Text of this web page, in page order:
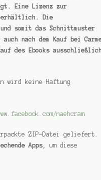
Eine Lizenz zur
erhältlich. Die
somit das Schnittmuster
nach dem Kauf bei
des Ebooks
wird keine Haftung
naehcram
ZIP-Datei geliefert.
Apps, um diese